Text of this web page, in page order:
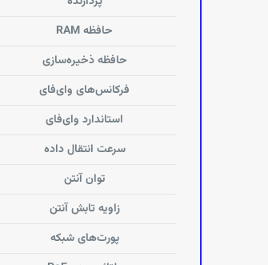
حافظه RAM
حافظه ذخیره‌سازی
فرکانس‌های وای‌فای
استاندارد وای‌فای
سرعت انتقال داده
توان آنتن
زاویه تابش آنتن
پورت‌های شبکه